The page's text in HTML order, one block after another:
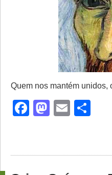
Quem nos mantém unidos,
Facebook
Email